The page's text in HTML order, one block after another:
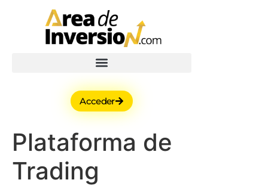
Acceder
Plataforma de
Trading